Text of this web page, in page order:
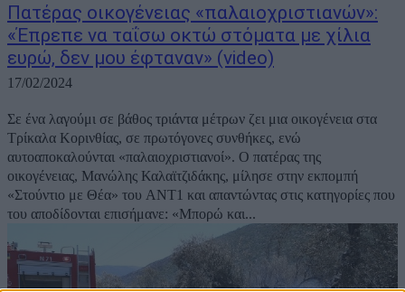
Πατέρας οικογένειας «παλαιοχριστιανών»:
«Έπρεπε να ταΐσω οκτώ στόματα με χίλια
ευρώ, δεν μου έφταναν» (video)
17/02/2024
Σε ένα λαγούμι σε βάθος τριάντα μέτρων ζει μια οικογένεια στα
Τρίκαλα Κορινθίας, σε πρωτόγονες συνθήκες, ενώ
αυτοαποκαλούνται «παλαιοχριστιανοί». Ο πατέρας της
οικογένειας, Μανώλης Καλαϊτζιδάκης, μίλησε στην εκπομπή
«Στούντιο με Θέα» του ΑΝΤ1 και απαντώντας στις κατηγορίες που
του αποδίδονται επισήμανε: «Μπορώ και...